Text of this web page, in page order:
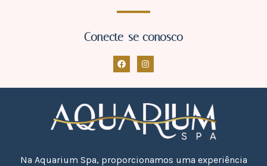
Conecte-se conosco
Na Aquarium Spa, proporcionamos uma experiência